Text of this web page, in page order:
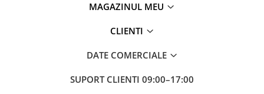
Aparate de preparat desert
MAGAZINUL MEU
CLIENTI
DATE COMERCIALE
SUPORT CLIENTI 09:00–17:00